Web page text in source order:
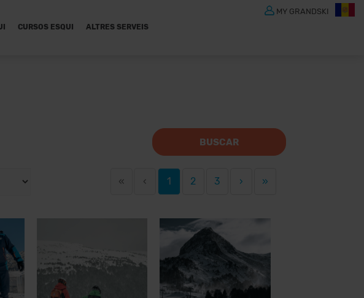
CURSOS ESQUI ALTRES SERVEIS
MY GRANDSKI
BUSCAR
« ‹ 1 2 3 › »